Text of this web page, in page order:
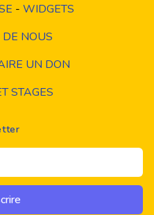
- WIDGETS
NOUS
UN DON
STAGES